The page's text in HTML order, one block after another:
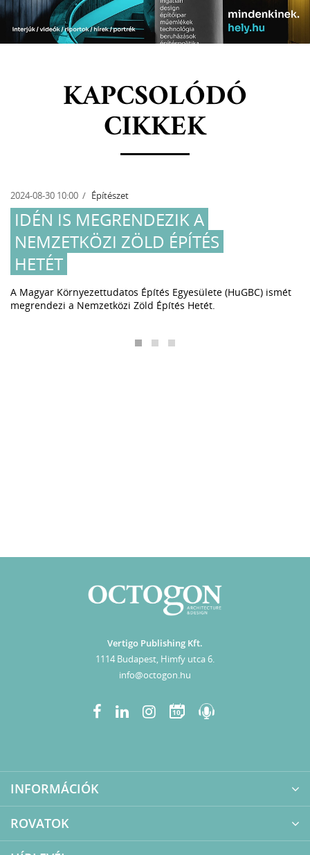
KAPCSOLÓDÓ
CIKKEK
2024-08-30 10:00 Építészet
IDÉN IS MEGRENDEZIK A
NEMZETKÖZI ZÖLD ÉPÍTÉS
HETÉT
A Magyar Környezettudatos Építés Egyesülete (HuGBC) ismét
megrendezi a Nemzetközi Zöld Építés Hetét.
Vertigo Publishing Kft.
1114 Budapest, Himfy utca 6.
info@octogon.hu
10
INFORMÁCIÓK
ROVATOK